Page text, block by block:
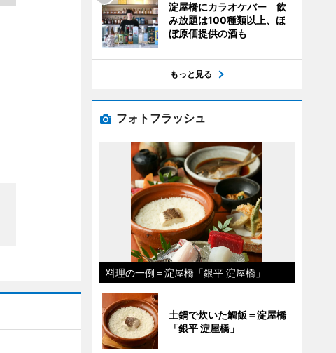
淀屋橋にカラオケバー 飲
み放題は100種類以上、ほ
ぼ原価提供の酒も
もっと見る
フォトフラッシュ
料理の一例＝淀屋橋「銀平 淀屋橋」
土鍋で炊いた鯛飯＝淀屋橋
「銀平 淀屋橋」